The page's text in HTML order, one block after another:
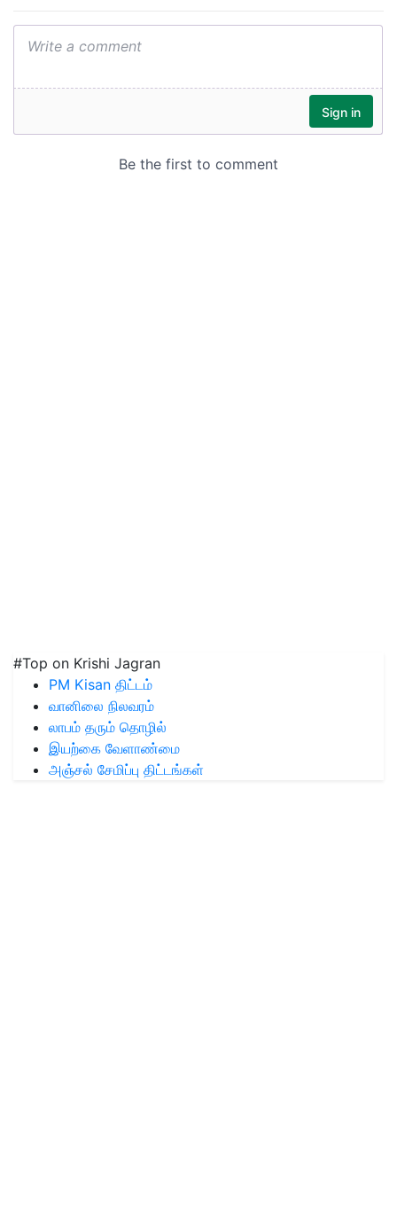
#Top on Krishi Jagran
PM Kisan திட்டம்
வானிலை நிலவரம்
லாபம் தரும் தொழில்
இயற்கை வேளாண்மை
அஞ்சல் சேமிப்பு திட்டங்கள்